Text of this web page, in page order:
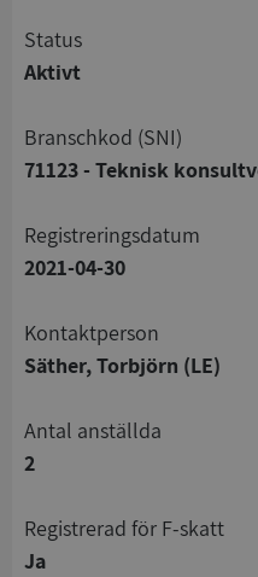
status
Aktivt
branschkod (SNI)
71123 - Teknisk
registreringsdatum
2021-04-30
Kontaktperson
Säther, Torbjörn (LE)
Antal anställda
2
registrerad för F-skatt
Ja